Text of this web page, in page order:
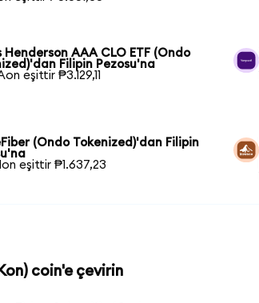
Henderson AAA CLO ETF (Ondo
Filipin Pezosu'na
eşittir ₱3.129,11
(Ondo Tokenized)'dan Filipin
eşittir ₱1.637,23
coin'e çevirin